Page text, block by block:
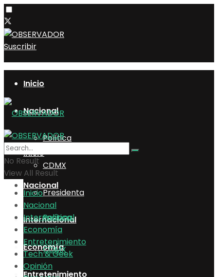
Suscribir
Inicio
Nacional
Política
CDMX
Presidenta
Internacional
Economía
Entretenimiento
Inicio
Nacional
Política
CDMX
No Result
View All Result
Inicio
Nacional
Internacional
Economía
Entretenimiento
Tech & Geek
Opinión